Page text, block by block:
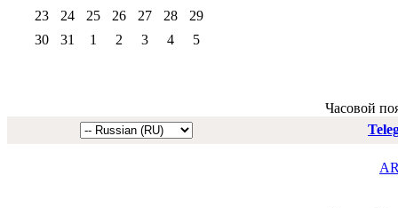
23
24 25 26 27 28
29
30
31 1 2 3 4 5
Часовой